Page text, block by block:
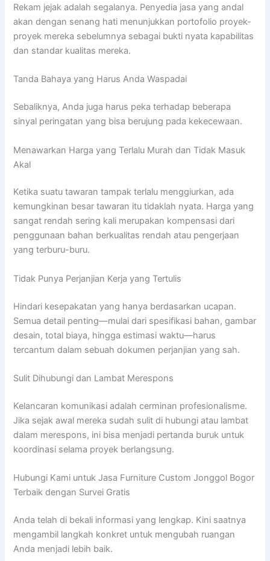
Rekam jejak adalah segalanya. Penyedia jasa yang andal
akan dengan senang hati menunjukkan portofolio proyek-
proyek mereka sebelumnya sebagai bukti nyata kapabilitas
dan standar kualitas mereka.
Tanda Bahaya yang Harus Anda Waspadai
Sebaliknya, Anda juga harus peka terhadap beberapa
sinyal peringatan yang bisa berujung pada kekecewaan.
Menawarkan Harga yang Terlalu Murah dan Tidak Masuk
Akal
Ketika suatu tawaran tampak terlalu menggiurkan, ada
kemungkinan besar tawaran itu tidaklah nyata. Harga yang
sangat rendah sering kali merupakan kompensasi dari
penggunaan bahan berkualitas rendah atau pengerjaan
yang terburu-buru.
Tidak Punya Perjanjian Kerja yang Tertulis
Hindari kesepakatan yang hanya berdasarkan ucapan.
Semua detail penting—mulai dari spesifikasi bahan, gambar
desain, total biaya, hingga estimasi waktu—harus
tercantum dalam sebuah dokumen perjanjian yang sah.
Sulit Dihubungi dan Lambat Merespons
Kelancaran komunikasi adalah cerminan profesionalisme.
Jika sejak awal mereka sudah sulit di hubungi atau lambat
dalam merespons, ini bisa menjadi pertanda buruk untuk
koordinasi selama proyek berlangsung.
Hubungi Kami untuk Jasa Furniture Custom Jonggol Bogor
Terbaik dengan Survei Gratis
Anda telah di bekali informasi yang lengkap. Kini saatnya
mengambil langkah konkret untuk mengubah ruangan
Anda menjadi lebih baik.